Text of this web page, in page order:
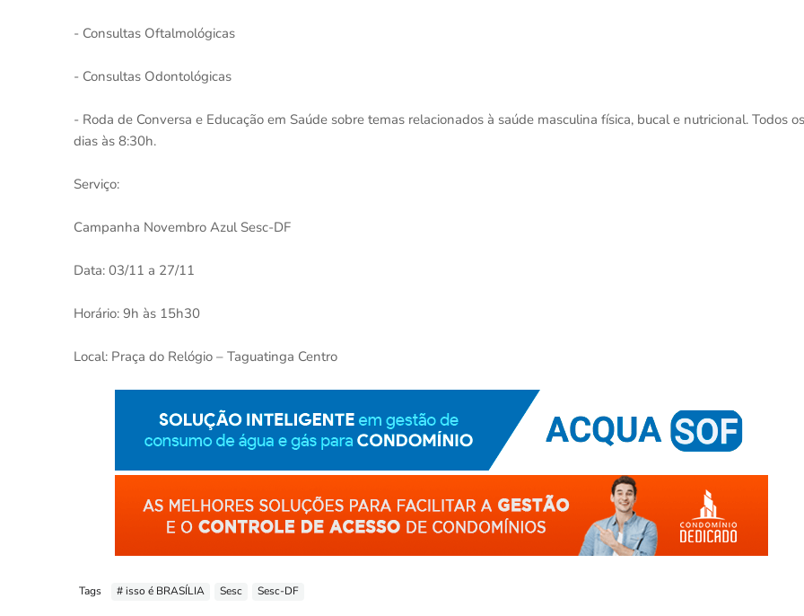
- Consultas Oftalmológicas
- Consultas Odontológicas
- Roda de Conversa e Educação em Saúde sobre temas relacionados à saúde masculina física, bucal e nutricional. Todos os
dias às 8:30h.
Serviço:
Campanha Novembro Azul Sesc-DF
Data: 03/11 a 27/11
Horário: 9h às 15h30
Local: Praça do Relógio – Taguatinga Centro
Tags # isso é BRASÍLIA Sesc Sesc-DF